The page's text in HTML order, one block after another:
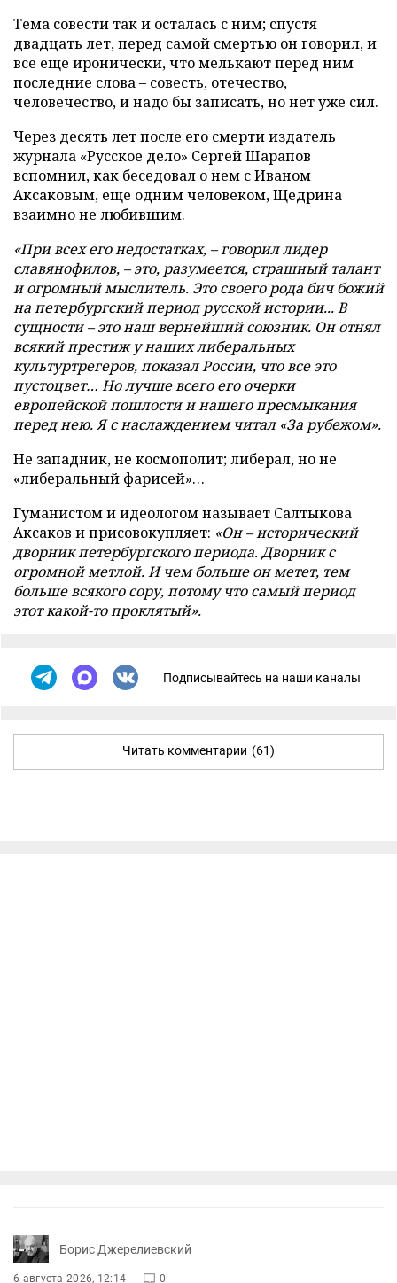
Тема совести так и осталась с ним; спустя
двадцать лет, перед самой смертью он говорил, и
все еще иронически, что мелькают перед ним
последние слова – совесть, отечество,
человечество, и надо бы записать, но нет уже сил.
Через десять лет после его смерти издатель
журнала «Русское дело» Сергей Шарапов
вспомнил, как беседовал о нем с Иваном
Аксаковым, еще одним человеком, Щедрина
взаимно не любившим.
«При всех его недостатках, – говорил лидер
славянофилов, – это, разумеется, страшный талант
и огромный мыслитель. Это своего рода бич божий
на петербургский период русской истории... В
сущности – это наш вернейший союзник. Он отнял
всякий престиж у наших либеральных
культуртрегеров, показал России, что все это
пустоцвет… Но лучше всего его очерки
европейской пошлости и нашего пресмыкания
перед нею. Я с наслаждением читал «За рубежом».
Не западник, не космополит; либерал, но не
«либеральный фарисей»…
Гуманистом и идеологом называет Салтыкова
Аксаков и присовокупляет: «Он – исторический
дворник петербургского периода. Дворник с
огромной метлой. И чем больше он метет, тем
больше всякого сору, потому что самый период
этот какой-то проклятый».
Подписывайтесь на наши каналы
Читать комментарии (61)
Борис Джерелиевский
6 августа 2026, 12:14 0